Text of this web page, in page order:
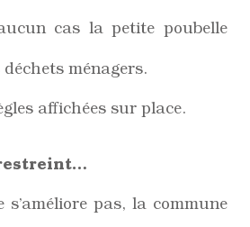
cas la petite poubelle
ménagers.
affichées sur place.
pas, la commune